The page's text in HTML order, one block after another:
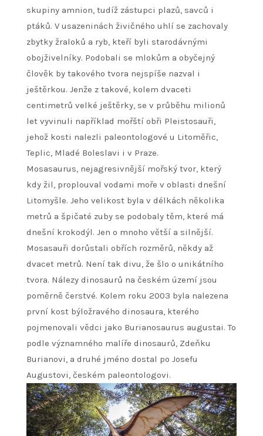
skupiny amnion, tudíž zástupci plazů, savců i
ptáků. V usazeninách živičného uhlí se zachovaly
zbytky žraloků a ryb, kteří byli starodávnými
obojživelníky. Podobali se mlokům a obyčejný
člověk by takového tvora nejspíše nazval i
ještěrkou. Jenže z takové, kolem dvaceti
centimetrů velké ještěrky, se v průběhu milionů
let vyvinuli například mořští obři Pleistosauři,
jehož kosti nalezli paleontologové u Litoměřic,
Teplic, Mladé Boleslavi i v Praze.
Mosasaurus, nejagresivnější mořský tvor, který
kdy žil, proplouval vodami moře v oblasti dnešní
Litomyšle. Jeho velikost byla v délkách několika
metrů a špičaté zuby se podobaly těm, které má
dnešní krokodýl. Jen o mnoho větší a silnější.
Mosasauři dorůstali obřích rozměrů, někdy až
dvacet metrů. Není tak divu, že šlo o unikátního
tvora. Nálezy dinosaurů na českém území jsou
poměrně čerstvé. Kolem roku 2003 byla nalezena
první kost býložravého dinosaura, kterého
pojmenovali vědci jako Burianosaurus augustai. To
podle významného malíře dinosaurů, Zdeňku
Burianovi, a druhé jméno dostal po Josefu
Augustovi, českém paleontologovi.